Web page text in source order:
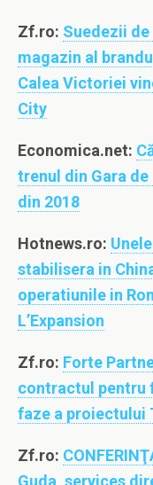
Zf.ro: Suedezii
magazin al
Calea Victoriei
City
Economica.net:
trenul din Gara
din 2018
Hotnews.ro:
stabilisera in
operatiunile in
L’Expansion
Zf.ro: Forte
contractul pentru
faze a proiectului
Zf.ro:
Guda, services